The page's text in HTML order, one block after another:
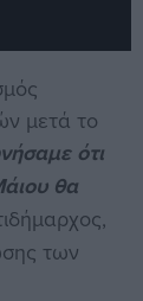
μετά το
ότι
θα
των